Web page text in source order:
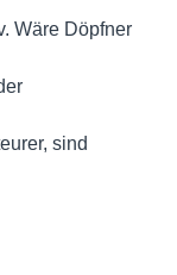
Wäre Döpfner
sind